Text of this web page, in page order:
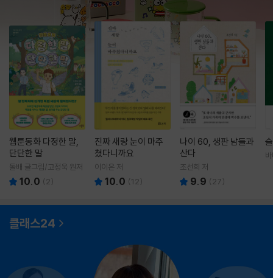
웹툰동화 다정한 말,
단단한 말
돌배 글그림/고정욱 원저
10.0 ( 2)
진짜 새랑 눈이 마주
쳤다니까요
이이은 저
10.0 (12)
나이 60, 생판 남들과
산다
조선희 저
9.9 ( 27)
클래스24